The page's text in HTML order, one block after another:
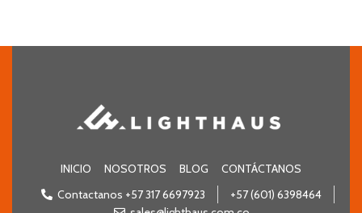
INICIO NOSOTROS BLOG
CONTÁCTANOS
Contactanos +57 317 6697923
+57 (601) 6398464